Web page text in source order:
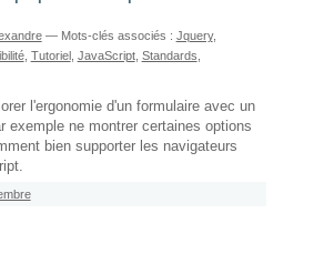
— Mots-clés associés : Jquery,
, Tutoriel, JavaScript, Standards
l'ergonomie d'un formulaire avec un
exemple ne montrer certaines options
bien supporter les navigateurs